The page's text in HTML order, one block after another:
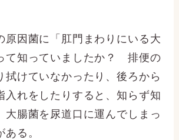
原因菌に「肛門まわりにいる大
て知っていましたか？ 排便の
拭けていなかったり、後ろから
入れをしたりすると、知らず知
大腸菌を尿道口に運んでしまっ
る。